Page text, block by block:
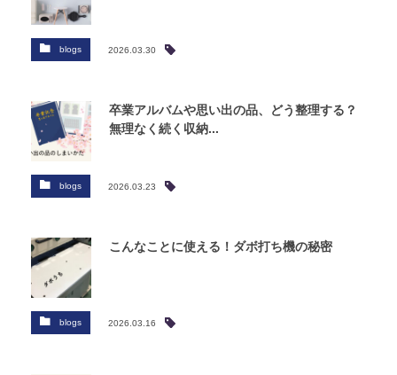
blogs 2026.03.30
卒業アルバムや思い出の品、どう整理する？
無理なく続く収納...
blogs 2026.03.23
こんなことに使える！ダボ打ち機の秘密
blogs 2026.03.16